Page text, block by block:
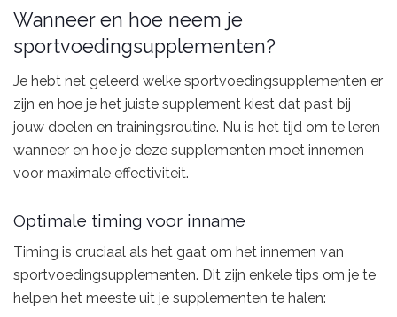
Wanneer en hoe neem je
sportvoedingsupplementen?
Je hebt net geleerd welke sportvoedingsupplementen er
zijn en hoe je het juiste supplement kiest dat past bij
jouw doelen en trainingsroutine. Nu is het tijd om te leren
wanneer en hoe je deze supplementen moet innemen
voor maximale effectiviteit.
Optimale timing voor inname
Timing is cruciaal als het gaat om het innemen van
sportvoedingsupplementen. Dit zijn enkele tips om je te
helpen het meeste uit je supplementen te halen: